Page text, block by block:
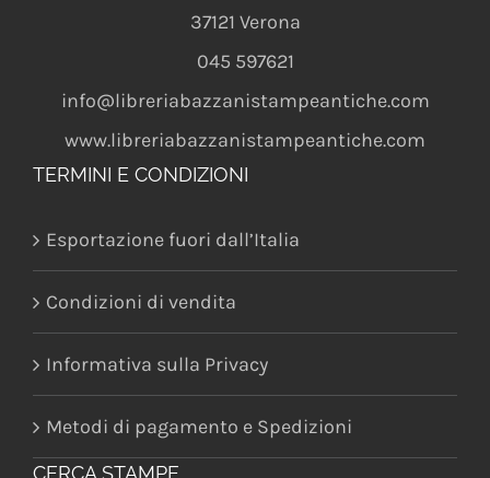
37121 Verona
045 597621
info@libreriabazzanistampeantiche.com
www.libreriabazzanistampeantiche.com
TERMINI E CONDIZIONI
Esportazione fuori dall’Italia
Condizioni di vendita
Informativa sulla Privacy
Metodi di pagamento e Spedizioni